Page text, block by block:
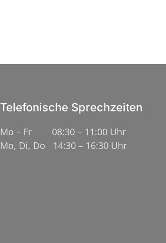
Telefonische Sprechzeiten
Mo – Fr 08:30 – 11:00 Uhr
Mo, Di, Do 14:30 – 16:30 Uhr